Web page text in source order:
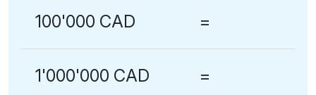
100'000 CAD =
1'000'000 CAD =